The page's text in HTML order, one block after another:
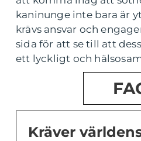
kaninunge inte bara är
krävs ansvar och
sida för att se till att
ett lyckligt och
Kräver